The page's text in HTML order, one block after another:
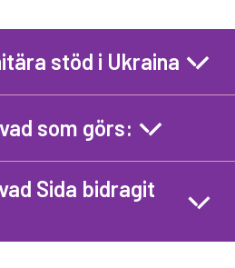
stöd i Ukraina
som görs:
Sida bidragit